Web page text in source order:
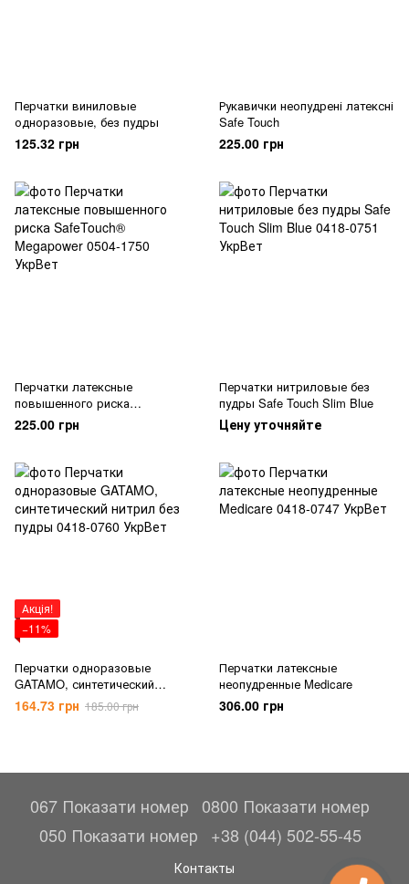
Перчатки виниловые
одноразовые, без пудры
125.32 грн
Рукавички неопудрені латексні
Safe Touch
225.00 грн
Перчатки латексные
повышенного риска
SafeTouch® Megapower
225.00 грн
Перчатки нитриловые без
пудры Safe Touch Slim Blue
Цену уточняйте
Акція!
−11%
Перчатки одноразовые
GATAMO, синтетический
нитрил без пудры
164.73 грн 185.00 грн
Перчатки латексные
неопудренные Medicare
306.00 грн
067 Показати номер
0800 Показати номер
050 Показати номер
+38 (044) 502-55-45
Контакты